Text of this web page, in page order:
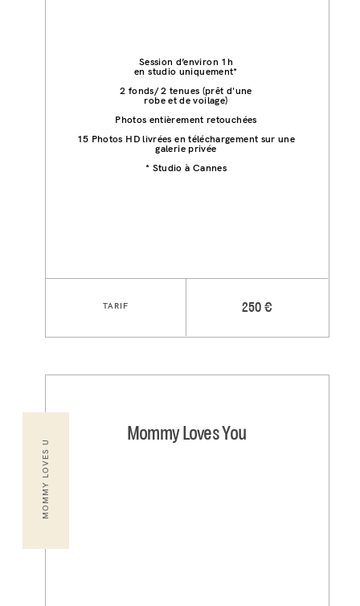
Mommy Loves You
MOMMY LOVES U
Session d’environ 1h
en studio uniquement*
2 fonds/ 2 tenues (prêt d'une
robe et de voilage)
Photos entièrement retouchées
15 Photos HD livrées en téléchargement sur une
galerie privée
* Studio à Cannes
250 €
TARIF